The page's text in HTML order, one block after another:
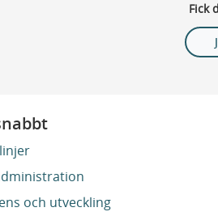
Fick
och utveckling